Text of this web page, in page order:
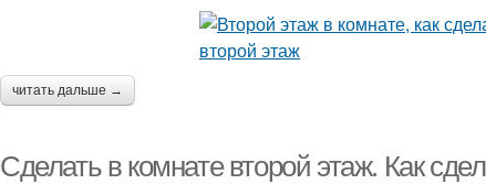
читать дальше →
Сделать в комнате второй этаж. Как